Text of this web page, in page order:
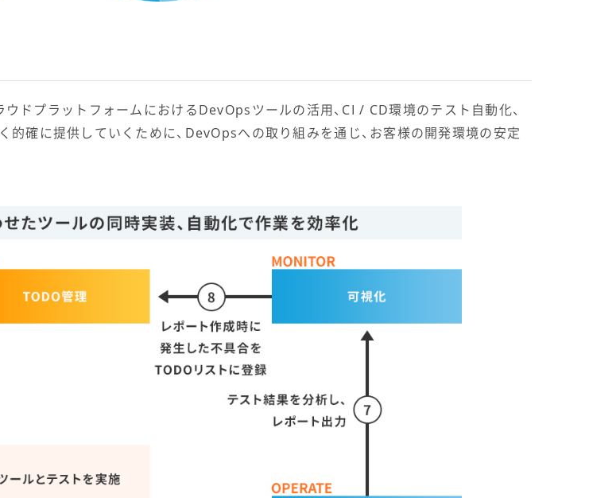
プラットフォームにおけるDevOpsツールの活用、CI / CD環境のテスト自動化、
確に提供していくために、DevOpsへの取り組みを通じ、お客様の開発環境の安定